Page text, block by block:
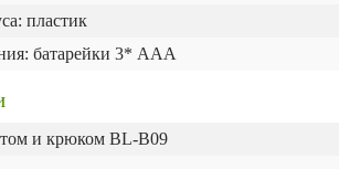
пластик
батарейки 3* AAA
и крюком BL-B09